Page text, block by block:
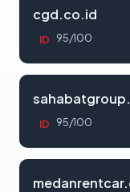
cgd.co.id
ID 95/100
ID 95/100